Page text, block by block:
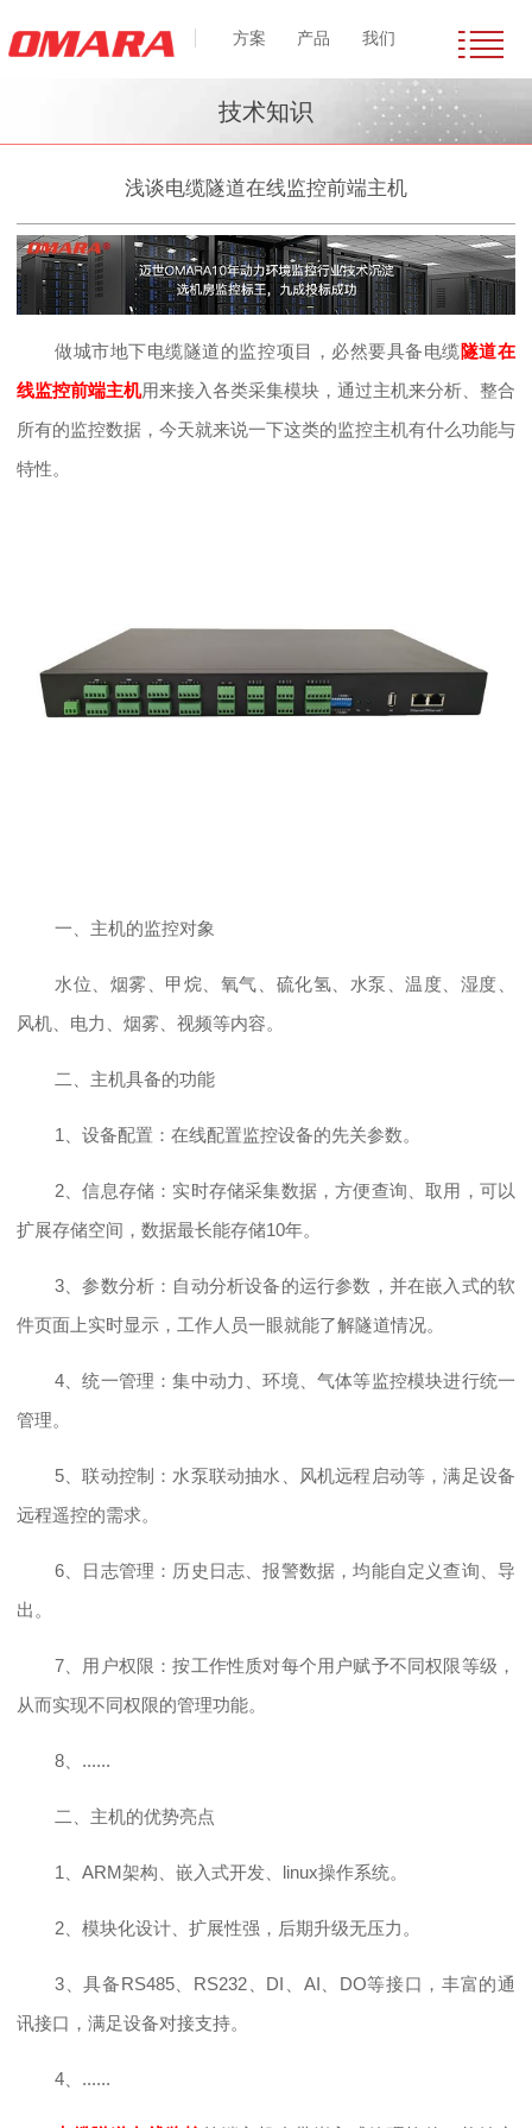
方案 产品 我们
技术知识
浅谈电缆隧道在线监控前端主机
做城市地下电缆隧道的监控项目，必然要具备电缆隧道在
线监控前端主机用来接入各类采集模块，通过主机来分析、整合
所有的监控数据，今天就来说一下这类的监控主机有什么功能与
特性。
一、主机的监控对象
水位、烟雾、甲烷、氧气、硫化氢、水泵、温度、湿度、
风机、电力、烟雾、视频等内容。
二、主机具备的功能
1、设备配置：在线配置监控设备的先关参数。
2、信息存储：实时存储采集数据，方便查询、取用，可以
扩展存储空间，数据最长能存储10年。
3、参数分析：自动分析设备的运行参数，并在嵌入式的软
件页面上实时显示，工作人员一眼就能了解隧道情况。
4、统一管理：集中动力、环境、气体等监控模块进行统一
管理。
5、联动控制：水泵联动抽水、风机远程启动等，满足设备
远程遥控的需求。
6、日志管理：历史日志、报警数据，均能自定义查询、导
出。
7、用户权限：按工作性质对每个用户赋予不同权限等级，
从而实现不同权限的管理功能。
8、......
二、主机的优势亮点
1、ARM架构、嵌入式开发、linux操作系统。
2、模块化设计、扩展性强，后期升级无压力。
3、具备RS485、RS232、DI、AI、DO等接口，丰富的通
讯接口，满足设备对接支持。
4、......